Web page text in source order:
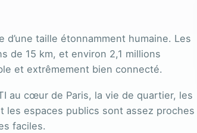
taille étonnamment humaine. Les
de 15 km, et environ 2,1 millions
et extrêmement bien connecté.
au cœur de Paris, la vie de quartier, les
espaces publics sont assez proches
faciles.